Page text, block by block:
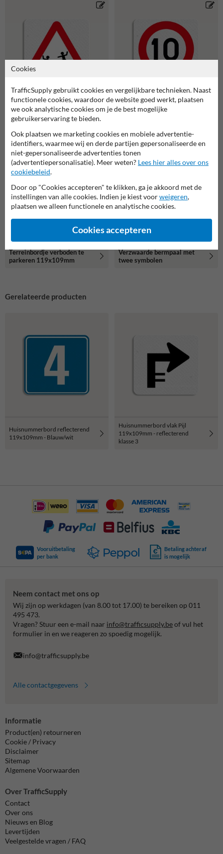
Terreinbordje PAS OP!
spelende kinderen
Terreinbordje maximum
Terreinbordje verboden te
parkeren 119x109mm
Verzwaarde bermpaal met
twee symbolen
Gerelateerde producten
Huisnummerbord reflecterend
119x109mm - Blauw/wit
Huisnummerbord vlak Pijl
119x109mm - reflecterend
klasse 3
Vooruitbetaling
per bank
Betaling achteraf
is mogelijk
Neem contact met ons op
Wij zijn op werkdagen (van 8.00 tot 17.00) te bereiken op 011
495 473.
Vragen? Stuur een e-mail naar info@trafficsupply.beof vul het
formulier in en we reageren zo spoedig mogelijk.
info@trafficsupply.be
Alle contactgegevens
Informatie
Product(en) retourneren
Cookie / Privacy
Disclaimer
Sitemap
Algemene Voorwaarden
Over TrafficSupply
Contact
Over ons
Nieuws en Blog
Levertijden
Veelgestelde vragen / FAQ
Cookies
TrafficSupply gebruikt cookies en vergelijkbare technieken. Naast
functionele cookies, waardoor de website goed werkt, plaatsen
we ook analytische cookies om je de best mogelijke
gebruikerservaring te bieden.
Ook plaatsen we marketing cookies en mobiele advertentie-
identifiers, waarmee wij en derde partijen gepersonaliseerde en
niet-gepersonaliseerde advertenties tonen
(advertentiepersonalisatie). Meer weten? Lees hier alles over ons
cookiebeleid.
Door op "Cookies accepteren" te klikken, ga je akkoord met de
instellingen van alle cookies. Indien je kiest voorweigeren,
plaatsen we alleen functionele en analytische cookies.
Cookies accepteren